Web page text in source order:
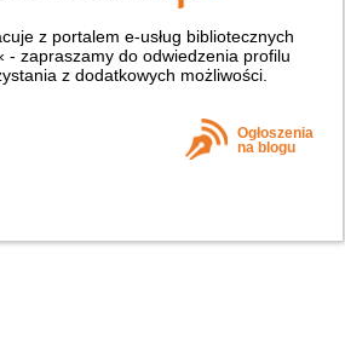
z portalem e-usług bibliotecznych
- zapraszamy do odwiedzenia profilu
z dodatkowych możliwości.
Ogłoszenia
na blogu